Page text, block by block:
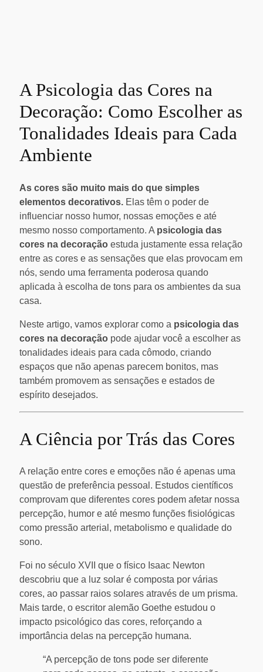
A Psicologia das Cores na
Decoração: Como Escolher as
Tonalidades Ideais para Cada
Ambiente
As cores são muito mais do que simples
elementos decorativos. Elas têm o poder de
influenciar nosso humor, nossas emoções e até
mesmo nosso comportamento. A psicologia das
cores na decoração estuda justamente essa relação
entre as cores e as sensações que elas provocam em
nós, sendo uma ferramenta poderosa quando
aplicada à escolha de tons para os ambientes da sua
casa.
Neste artigo, vamos explorar como a psicologia das
cores na decoração pode ajudar você a escolher as
tonalidades ideais para cada cômodo, criando
espaços que não apenas parecem bonitos, mas
também promovem as sensações e estados de
espírito desejados.
A Ciência por Trás das Cores
A relação entre cores e emoções não é apenas uma
questão de preferência pessoal. Estudos científicos
comprovam que diferentes cores podem afetar nossa
percepção, humor e até mesmo funções fisiológicas
como pressão arterial, metabolismo e qualidade do
sono.
Foi no século XVII que o físico Isaac Newton
descobriu que a luz solar é composta por várias
cores, ao passar raios solares através de um prisma.
Mais tarde, o escritor alemão Goethe estudou o
impacto psicológico das cores, reforçando a
importância delas na percepção humana.
“A percepção de tons pode ser diferente